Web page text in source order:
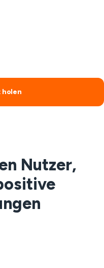
holen
Nutzer,